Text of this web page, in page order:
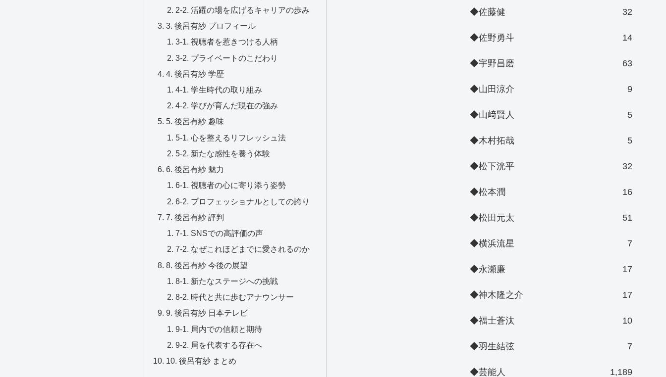
2-2. 活躍の場を広げるキャリアの歩み
3. 後呂有紗 プロフィール
3-1. 視聴者を惹きつける人柄
3-2. プライベートのこだわり
4. 後呂有紗 学歴
4-1. 学生時代の取り組み
4-2. 学びが育んだ現在の強み
5. 後呂有紗 趣味
5-1. 心を整えるリフレッシュ法
5-2. 新たな感性を養う体験
6. 後呂有紗 魅力
6-1. 視聴者の心に寄り添う姿勢
6-2. プロフェッショナルとしての誇り
7. 後呂有紗 評判
7-1. SNSでの高評価の声
7-2. なぜこれほどまでに愛されるのか
8. 後呂有紗 今後の展望
8-1. 新たなステージへの挑戦
8-2. 時代と共に歩むアナウンサー
9. 後呂有紗 日本テレビ
9-1. 局内での信頼と期待
9-2. 局を代表する存在へ
10. 後呂有紗 まとめ
◆佐藤健 32
◆佐野勇斗 14
◆宇野昌磨 63
◆山田涼介 9
◆山﨑賢人 5
◆木村拓哉 5
◆松下洸平 32
◆松本潤 16
◆松田元太 51
◆横浜流星 7
◆永瀬廉 17
◆神木隆之介 17
◆福士蒼汰 10
◆羽生結弦 7
◆芸能人 1,189